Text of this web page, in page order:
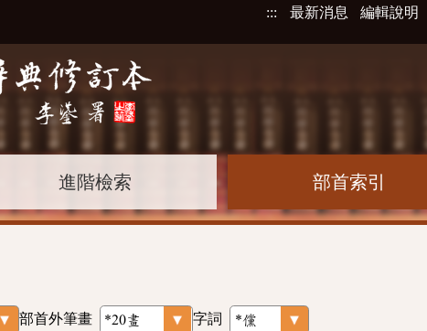
::: 最新消息 編輯說明
進階檢索 部首索引
部首外筆畫 字詞